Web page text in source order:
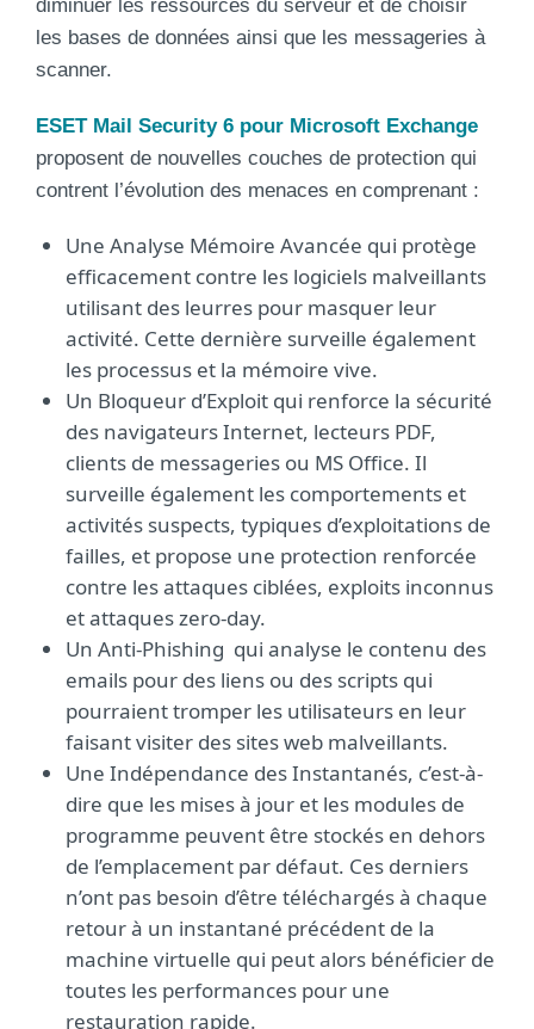
diminuer les ressources du serveur et de choisir
les bases de données ainsi que les messageries à
scanner.
ESET Mail Security 6 pour Microsoft Exchange
proposent de nouvelles couches de protection qui
contrent l’évolution des menaces en comprenant :
Une Analyse Mémoire Avancée qui protège
efficacement contre les logiciels malveillants
utilisant des leurres pour masquer leur
activité. Cette dernière surveille également
les processus et la mémoire vive.
Un Bloqueur d’Exploit qui renforce la sécurité
des navigateurs Internet, lecteurs PDF,
clients de messageries ou MS Office. Il
surveille également les comportements et
activités suspects, typiques d’exploitations de
failles, et propose une protection renforcée
contre les attaques ciblées, exploits inconnus
et attaques zero-day.
Un Anti-Phishing qui analyse le contenu des
emails pour des liens ou des scripts qui
pourraient tromper les utilisateurs en leur
faisant visiter des sites web malveillants.
Une Indépendance des Instantanés, c’est-à-
dire que les mises à jour et les modules de
programme peuvent être stockés en dehors
de l’emplacement par défaut. Ces derniers
n’ont pas besoin d’être téléchargés à chaque
retour à un instantané précédent de la
machine virtuelle qui peut alors bénéficier de
toutes les performances pour une
restauration rapide.